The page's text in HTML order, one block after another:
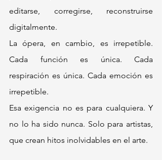
editarse, corregirse, reconstruirse
digitalmente.
La ópera, en cambio, es irrepetible.
Cada función es única. Cada
respiración es única. Cada emoción es
irrepetible.
Esa exigencia no es para cualquiera. Y
no lo ha sido nunca. Solo para artistas,
que crean hitos inolvidables en el arte.